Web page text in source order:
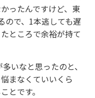
ったんですけど、東
ので、1本逃しても遅
ところで余裕が持て
いなと思ったのと、
まなくていいくら
とです。